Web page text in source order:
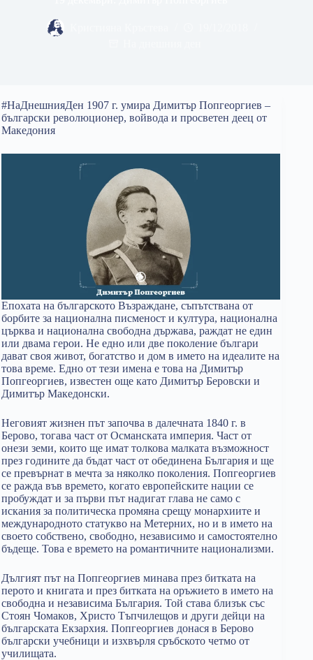
#НаДнешнияДен 1907 г. умира Димитър Попгеоргиев –
български революционер, войвода и просветен деец от
Македония
Епохата на българското Възраждане, съпътствана от
борбите за национална писменост и култура, национална
църква и национална свободна държава, раждат не един
или двама герои. Не едно или две поколение българи
дават своя живот, богатство и дом в името на идеалите на
това време. Едно от тези имена е това на Димитър
Попгеоргиев, известен още като Димитър Беровски и
Димитър Македонски.
Неговият жизнен път започва в далечната 1840 г. в
Берово, тогава част от Османската империя. Част от
онези земи, които ще имат толкова малката възможност
през годините да бъдат част от обединена България и ще
се превърнат в мечта за няколко поколения. Попгеоргиев
се ражда във времето, когато европейските нации се
пробуждат и за първи път надигат глава не само с
искания за политическа промяна срещу монархиите и
международното статукво на Метерних, но и в името на
своето собствено, свободно, независимо и самостоятелно
бъдеще. Това е времето на романтичните национализми.
Дългият път на Попгеоргиев минава през битката на
перото и книгата и през битката на оръжието в името на
свободна и независима България. Той става близък със
Стоян Чомаков, Христо Тъпчилещов и други дейци на
българската Екзархия. Попгеоргиев донася в Берово
български учебници и изхвърля сръбското четмо от
училищата.